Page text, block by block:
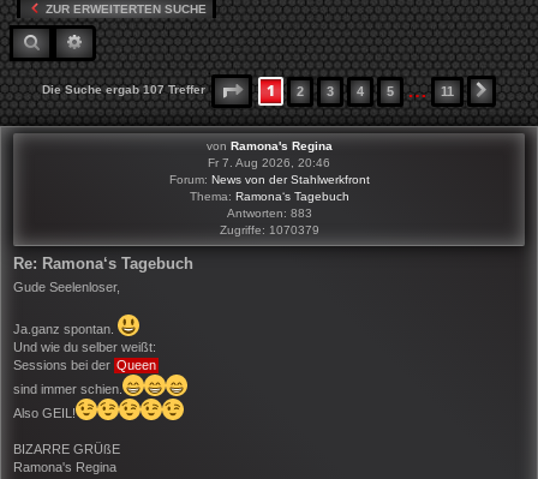
ZUR ERWEITERTEN SUCHE
SUCHE ERWEITERTE SUCHE
Die Suche ergab 107 Treffer SEITE1 VON11
1 2 3 4 5 … 11
von Ramona's Regina
Fr 7. Aug 2026, 20:46
Forum: News von der Stahlwerkfront
Thema: Ramona‘s Tagebuch
Antworten: 883
Zugriffe: 1070379
Re: Ramona‘s Tagebuch
Gude Seelenloser,
Ja.ganz spontan.
Und wie du selber weißt:
Sessions bei der Queen
sind immer schien.
Also GEIL!
BIZARRE GRÜßE
Ramona's Regina